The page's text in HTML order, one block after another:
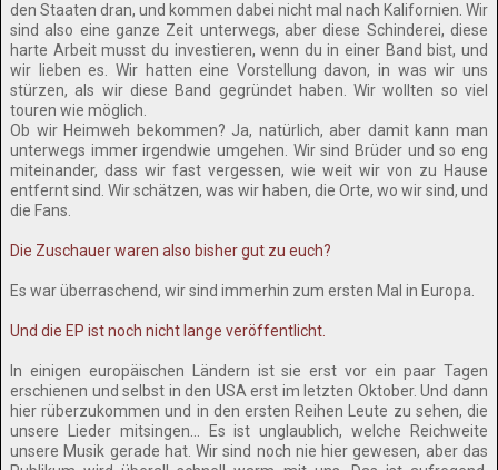
den Staaten dran, und kommen dabei nicht mal nach Kalifornien. Wir
sind also eine ganze Zeit unterwegs, aber diese Schinderei, diese
harte Arbeit musst du investieren, wenn du in einer Band bist, und
wir lieben es. Wir hatten eine Vorstellung davon, in was wir uns
stürzen, als wir diese Band gegründet haben. Wir wollten so viel
touren wie möglich.
Ob wir Heimweh bekommen? Ja, natürlich, aber damit kann man
unterwegs immer irgendwie umgehen. Wir sind Brüder und so eng
miteinander, dass wir fast vergessen, wie weit wir von zu Hause
entfernt sind. Wir schätzen, was wir haben, die Orte, wo wir sind, und
die Fans.
Die Zuschauer waren also bisher gut zu euch?
Es war überraschend, wir sind immerhin zum ersten Mal in Europa.
Und die EP ist noch nicht lange veröffentlicht.
In einigen europäischen Ländern ist sie erst vor ein paar Tagen
erschienen und selbst in den USA erst im letzten Oktober. Und dann
hier rüberzukommen und in den ersten Reihen Leute zu sehen, die
unsere Lieder mitsingen… Es ist unglaublich, welche Reichweite
unsere Musik gerade hat. Wir sind noch nie hier gewesen, aber das